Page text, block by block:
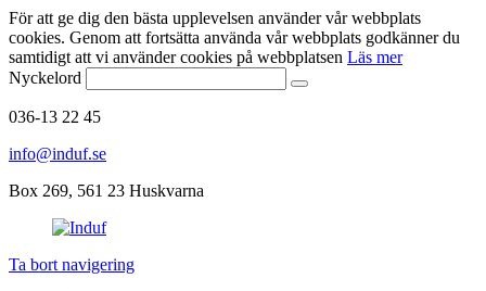
För att ge dig den bästa upplevelsen använder vår webbplats
cookies. Genom att fortsätta använda vår webbplats godkänner du
samtidigt att vi använder cookies på webbplatsen Läs mer
Nyckelord
036-13 22 45
info@induf.se
Box 269, 561 23 Huskvarna
Ta bort navigering